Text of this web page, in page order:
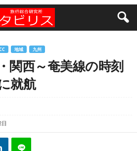
地域 九州
関西～奄美線の時刻
就航